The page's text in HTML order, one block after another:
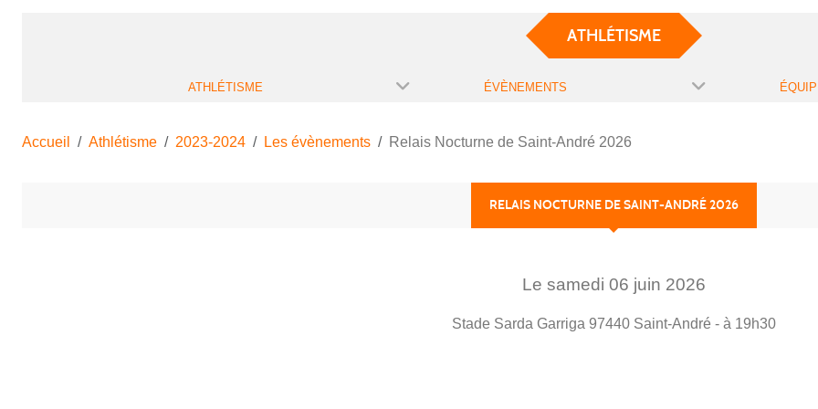
ATHLÉTISME
ATHLÉTISME ÉVÈNEMENTS
Accueil Athlétisme 2023-2024 Les évènements Relais Nocturne de Saint-André 2026
RELAIS NOCTURNE DE SAINT-ANDRÉ 2026
Le samedi 06 juin 2026
Stade Sarda Garriga 97440 Saint-André - à 19h30